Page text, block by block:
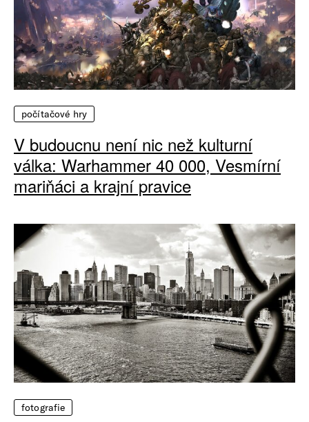
počítačové hry
V budoucnu není nic než kulturní
válka: Warhammer 40 000, Vesmírní
mariňáci a krajní pravice
fotografie